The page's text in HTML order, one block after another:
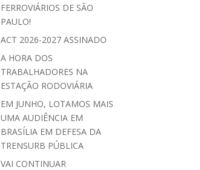
FERROVIÁRIOS DE SÃO
PAULO!
ACT 2026-2027 ASSINADO
A HORA DOS
TRABALHADORES NA
ESTAÇÃO RODOVIÁRIA
EM JUNHO, LOTAMOS MAIS
UMA AUDIÊNCIA EM
BRASÍLIA EM DEFESA DA
TRENSURB PÚBLICA
VAI CONTINUAR